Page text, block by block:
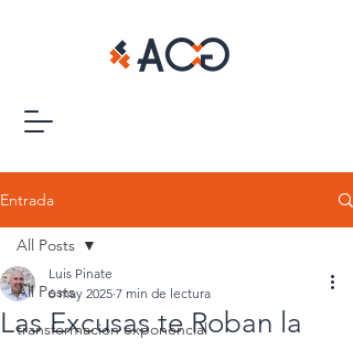
Entrada
All Posts
transformacion exponencial
All Posts
Las Excusas te Roban la
Luis Pinate
6 may 2025 7 min de lectura